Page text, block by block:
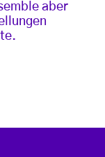
aber